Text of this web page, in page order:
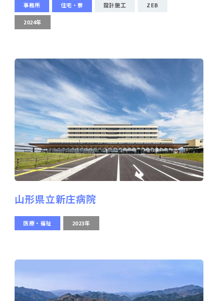
事務所 住宅・寮 設計施工 ZEB
2024年
山形県立新庄病院
医療・福祉 2023年